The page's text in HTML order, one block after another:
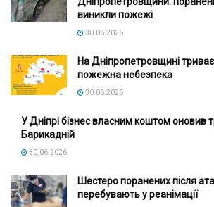
виникли пожежі
30.06.2026
На Дніпропетровщині
пожежна небезпека
30.06.2026
У Дніпрі бізнес власним коштом оновив
Барикадній
30.06.2026
Шестеро поранених після
перебувають у реанімації